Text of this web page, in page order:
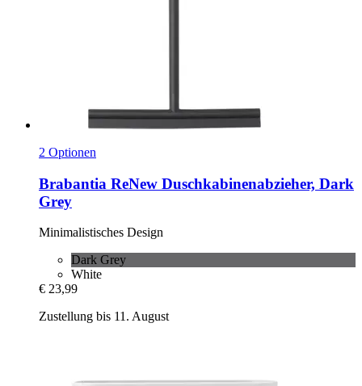
2 Optionen
Brabantia ReNew Duschkabinenabzieher, Dark
Grey
Minimalistisches Design
Dark Grey
White
€ 23,99
Zustellung bis 11. August